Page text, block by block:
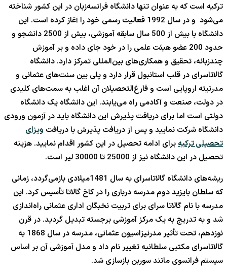
ترکیه است که به عنوان تنها دانشگاه فرانسه‌زبان در این کشور شناخته
می‌شود و در سال 1992 فعالیت رسمی خود را آغاز کرده است. این
دانشگاه با بیش از 500 سال سابقه آموزشی، بیش از 2500 دانشجو و
حدود 200 عضو هیئت علمی را در خود جای داده و بر آموزش
چندزبانه، تحقیق و همکاری‌های بین‌المللی تمرکز دارد. دانشگاه
گالاتاسرای در قلب استانبول قرار دارد و پلی بین سنت‌های عثمانی و
مدرنیته اروپایی است و فارغ‌التحصیلان آن اغلب به سمت‌های کلیدی
در دولت، صنعت و آکادمی راه می‌یابند. این دانشگاه یک دانشگاه
دولتی است اما برای دریافت پذیرش این دانشگاه باید در آزمون ورودی
دانشگاه شرکت نمایید و پس از دریافت پذیرش با دریافت ویزای
تحصیلی ترکیهبرای ادامه تحصیل در این کشور اقدام نمایید. هزینه
تحصیل در این دانشگاه نیز از 25000 تا 30000 لیر است.
ریشه‌های دانشگاه گالاتاسرای به سال 1481میلادی بازمی‌گردد، زمانی
که سلطان بایزید دوم مدرسه درباری را در کاخ گالاتا تأسیس کرد. این
مدرسه با نام گالاتا سرای برای تربیت نخبگان اداری عثمانی راه‌اندازی
شد و به تدریج به یک مرکز آموزشی برجسته تبدیل گردید. در قرن
نوزدهم، تحت تأثیر مدرنیزاسیون عثمانی، مدرسه در سال 1868 به
گالاتاسرای مکتبی سلطانیه تغییر نام داد و مدل آموزشی آن بر اساس
سیستم فرانسوی مانند سوربن بازسازی شد.